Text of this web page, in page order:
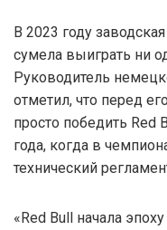
В 2023 году
сумела выиграть ни
Руководитель
отметил, что перед
просто победить Red
года, когда в
технический
«Red Bull начала